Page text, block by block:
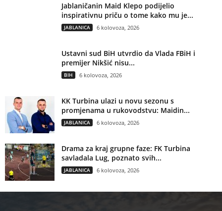
Jablaničanin Maid Klepo podijelio
inspirativnu priču o tome kako mu je...
JABLANICA 6 kolovoza, 2026
Ustavni sud BiH utvrdio da Vlada FBiH i
premijer Nikšić nisu...
BIH 6 kolovoza, 2026
KK Turbina ulazi u novu sezonu s
promjenama u rukovodstvu: Maidin...
JABLANICA 6 kolovoza, 2026
Drama za kraj grupne faze: FK Turbina
savladala Lug, poznato svih...
JABLANICA 6 kolovoza, 2026